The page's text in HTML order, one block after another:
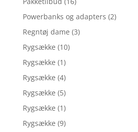
Powerbanks og adapters (2)
Regntøj dame (3)
Rygsække (10)
Rygsække (1)
Rygsække (4)
Rygsække (5)
Rygsække (1)
Rygsække (9)